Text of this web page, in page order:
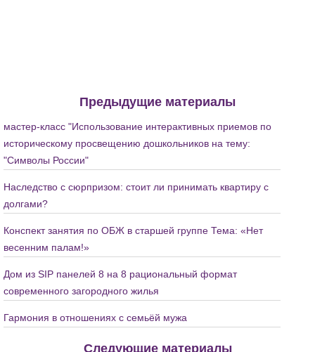
Предыдущие материалы
мастер-класс "Использование интерактивных приемов по
историческому просвещению дошкольников на тему:
"Символы России"
Наследство с сюрпризом: стоит ли принимать квартиру с
долгами?
Конспект занятия по ОБЖ в старшей группе Тема: «Нет
весенним палам!»
Дом из SIP панелей 8 на 8 рациональный формат
современного загородного жилья
Гармония в отношениях с семьёй мужа
Следующие материалы